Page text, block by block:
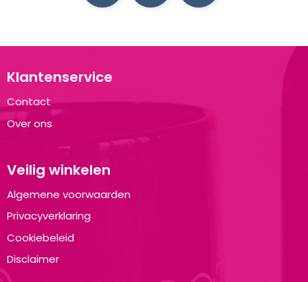
Klantenservice
Contact
Over ons
Veilig winkelen
Algemene voorwaarden
Privacyverklaring
Cookiebeleid
Disclaimer